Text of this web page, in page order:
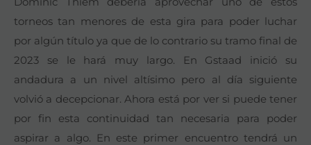
torneos tan menores de esta gira para poder luchar
por algún título ya que de lo contrario su tramo final de
2023 se le hará muy largo. En Gstaad inició su
andadura a un nivel altísimo pero al día siguiente
volvió a decepcionar. Ahora está por ver si puede tener
por fin esta continuidad tan necesaria para poder
aspirar a algo. En este primer encuentro tendrá un